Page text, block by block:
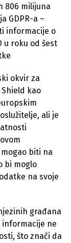
806 milijuna
GDPR-a –
informacije o
u roku od šest
okvir za
kao
ali je
biti na
bi moglo
na svoje
građana
informacije ne
što znači da